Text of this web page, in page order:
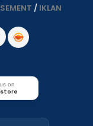
/ IKLAN
on